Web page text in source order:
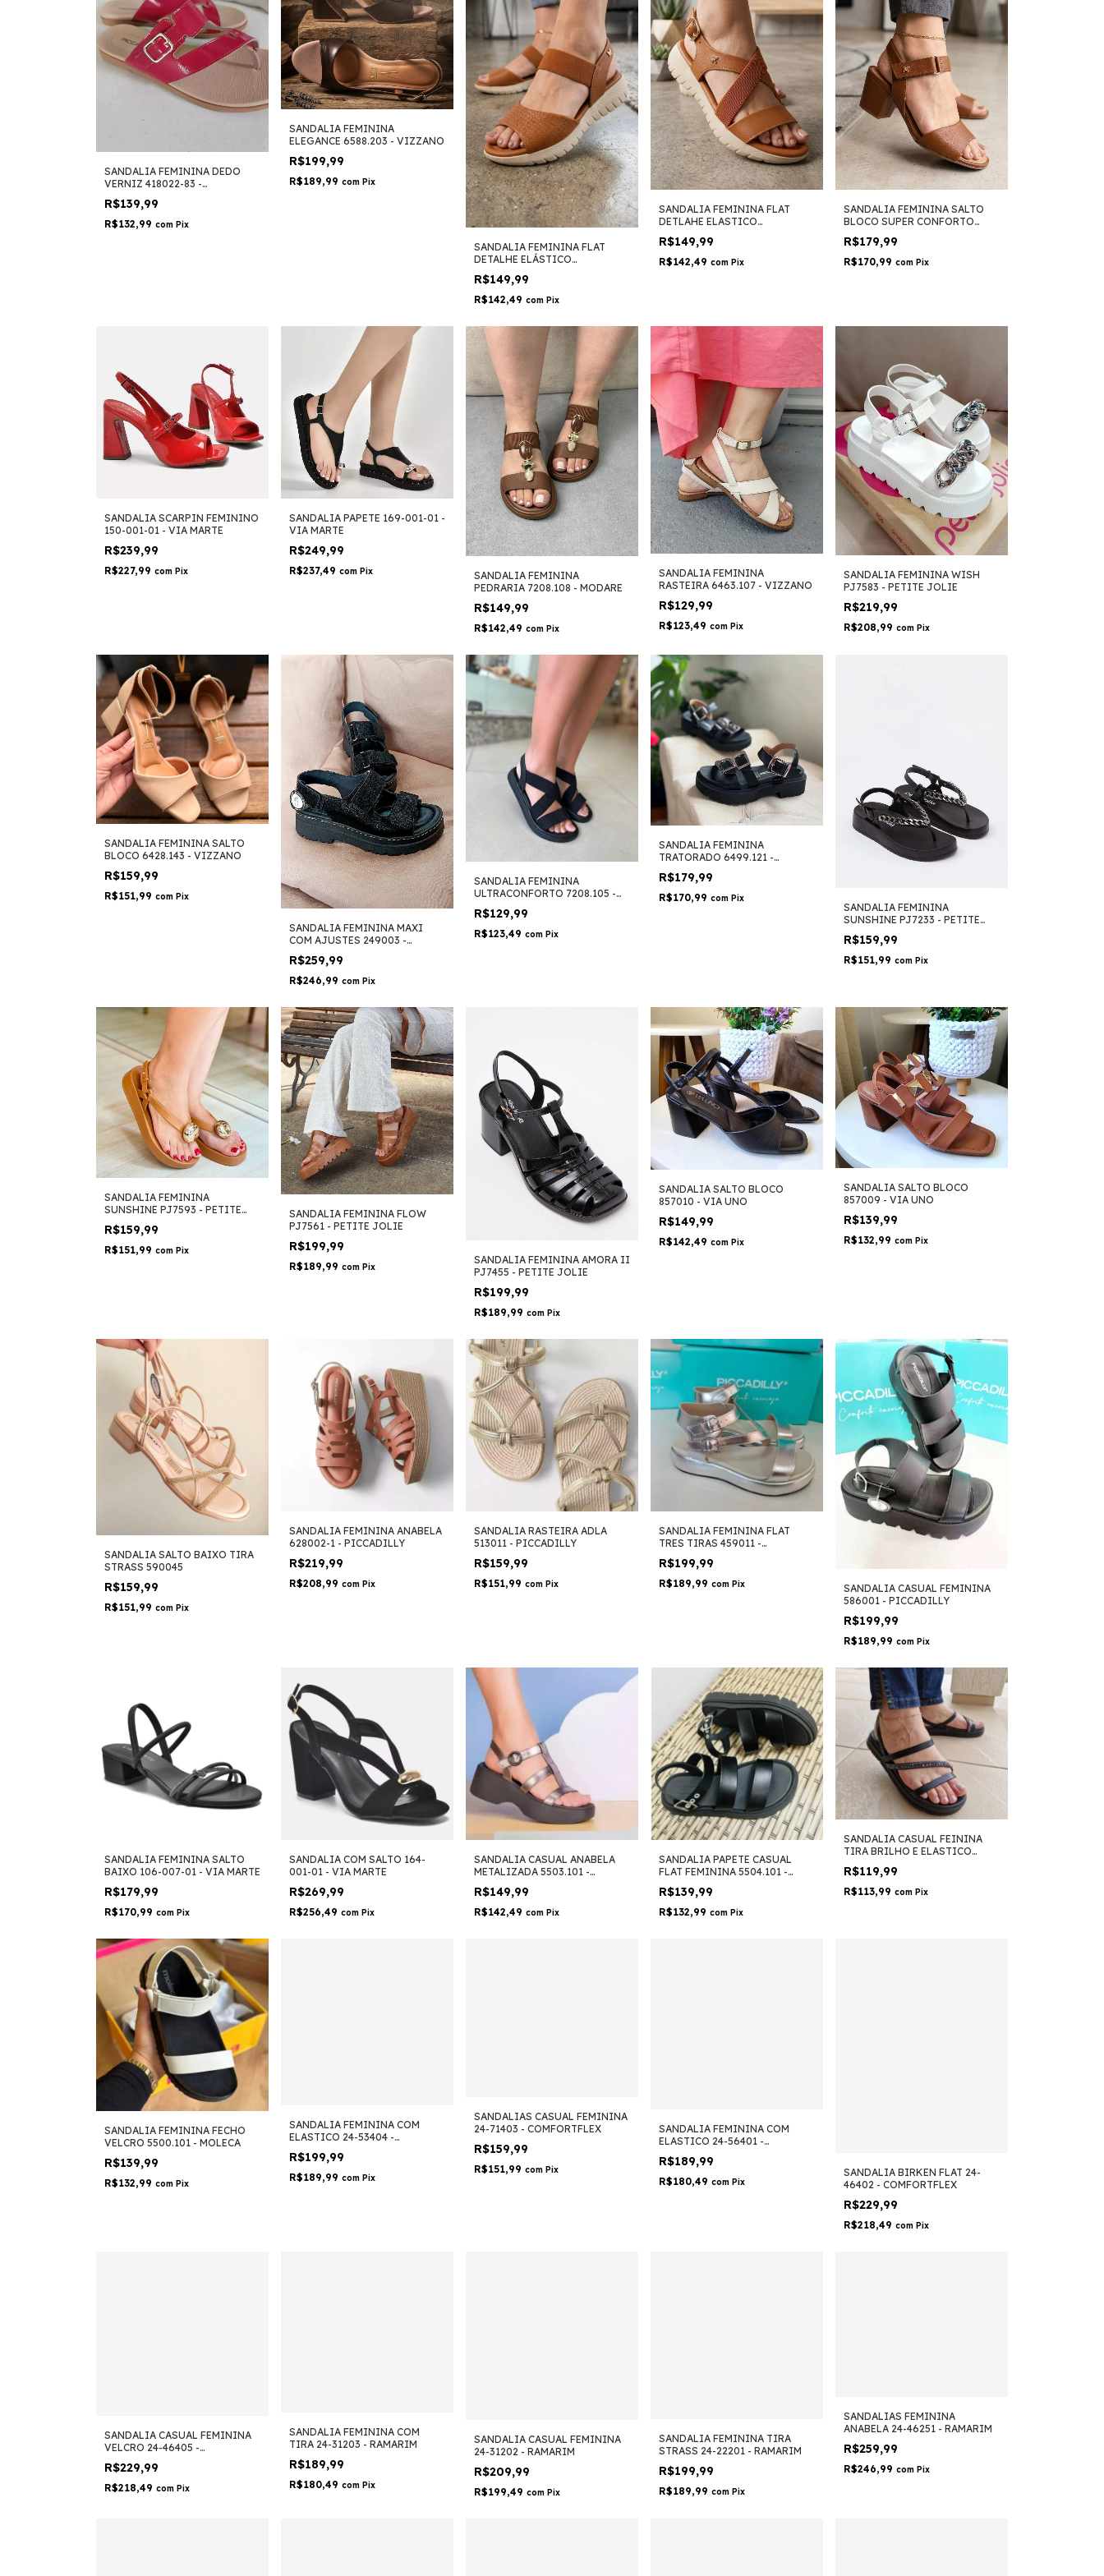
SANDALIA FEMININA DEDO
VERNIZ 418022-83 -
R$139,99
R$132,99 com Pix
SANDALIA FEMININA
ELEGANCE 6588.203 - VIZZANO
R$199,99
R$189,99 com Pix
SANDALIA FEMININA FLAT
DETALHE ELÁSTICO
10082.10646 - SOFTLI
R$149,99
R$142,49 com Pix
SANDALIA FEMININA FLAT
DETLAHE ELASTICO
10082.10648 - SOFTLI
R$149,99
R$142,49 com Pix
SANDALIA FEMININA SALTO
BLOCO SUPER CONFORTO
R$179,99
R$170,99 com Pix
SANDALIA SCARPIN FEMININO
150-001-01 - VIA MARTE
R$239,99
R$227,99 com Pix
SANDALIA PAPETE 169-001-01 -
VIA MARTE
R$249,99
R$237,49 com Pix
SANDALIA FEMININA
PEDRARIA 7208.108 - MODARE
R$149,99
R$142,49 com Pix
SANDALIA FEMININA
RASTEIRA 6463.107 - VIZZANO
R$129,99
R$123,49 com Pix
SANDALIA FEMININA WISH
PJ7583 - PETITE JOLIE
R$219,99
R$208,99 com Pix
SANDALIA FEMININA SALTO
BLOCO 6428.143 - VIZZANO
R$159,99
R$151,99 com Pix
SANDALIA FEMININA MAXI
COM AJUSTES 249003 -
PICCADILLY
R$259,99
R$246,99 com Pix
SANDALIA FEMININA
ULTRACONFORTO 7208.105 -
R$129,99
R$123,49 com Pix
SANDALIA FEMININA
TRATORADO 6499.121 -
R$179,99
R$170,99 com Pix
SANDALIA FEMININA
SUNSHINE PJ7233 - PETITE
JOLIE
R$159,99
R$151,99 com Pix
SANDALIA FEMININA
SUNSHINE PJ7593 - PETITE
JOLIE
R$159,99
R$151,99 com Pix
SANDALIA FEMININA FLOW
PJ7561 - PETITE JOLIE
R$199,99
R$189,99 com Pix
SANDALIA FEMININA AMORA II
PJ7455 - PETITE JOLIE
R$199,99
R$189,99 com Pix
SANDALIA SALTO BLOCO
857010 - VIA UNO
R$149,99
R$142,49 com Pix
SANDALIA SALTO BLOCO
857009 - VIA UNO
R$139,99
R$132,99 com Pix
SANDALIA SALTO BAIXO TIRA
STRASS 590045
R$159,99
R$151,99 com Pix
SANDALIA FEMININA ANABELA
628002-1 - PICCADILLY
R$219,99
R$208,99 com Pix
SANDALIA RASTEIRA ADLA
513011 - PICCADILLY
R$159,99
R$151,99 com Pix
SANDALIA FEMININA FLAT
TRES TIRAS 459011 -
R$199,99
R$189,99 com Pix
SANDALIA CASUAL FEMININA
586001 - PICCADILLY
R$199,99
R$189,99 com Pix
SANDALIA FEMININA SALTO
BAIXO 106-007-01 - VIA MARTE
R$179,99
R$170,99 com Pix
SANDALIA COM SALTO 164-
001-01 - VIA MARTE
R$269,99
R$256,49 com Pix
SANDALIA CASUAL ANABELA
METALIZADA 5503.101 -
R$149,99
R$142,49 com Pix
SANDALIA PAPETE CASUAL
FLAT FEMININA 5504.101 -
R$139,99
R$132,99 com Pix
SANDALIA CASUAL FEININA
TIRA BRILHO E ELASTICO
R$119,99
R$113,99 com Pix
SANDALIA FEMININA FECHO
VELCRO 5500.101 - MOLECA
R$139,99
R$132,99 com Pix
SANDALIA FEMININA COM
ELASTICO 24-53404 -
R$199,99
R$189,99 com Pix
SANDALIAS CASUAL FEMININA
24-71403 - COMFORTFLEX
R$159,99
R$151,99 com Pix
SANDALIA FEMININA COM
ELASTICO 24-56401 -
R$189,99
R$180,49 com Pix
SANDALIA BIRKEN FLAT 24-
46402 - COMFORTFLEX
R$229,99
R$218,49 com Pix
SANDALIA CASUAL FEMININA
VELCRO 24-46405 -
R$229,99
R$218,49 com Pix
SANDALIA FEMININA COM
TIRA 24-31203 - RAMARIM
R$189,99
R$180,49 com Pix
SANDALIA CASUAL FEMININA
24-31202 - RAMARIM
R$209,99
R$199,49 com Pix
SANDALIA FEMININA TIRA
STRASS 24-22201 - RAMARIM
R$199,99
R$189,99 com Pix
SANDALIAS FEMININA
ANABELA 24-46251 - RAMARIM
R$259,99
R$246,99 com Pix